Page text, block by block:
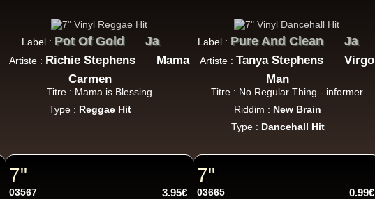
Nosebag Bleeds - Dancehall Energy
LP
Eu
Uk Dub Album
LP
Label : Pot Of Gold Ja
Artiste : Richie Stephens
Mama
Carmen
Titre : Mama is Blessing
Type : Reggae Hit
Label : Pure And Clean Ja
Artiste : Tanya Stephens
Virgo
Man
Titre : No Regular Thing - informer
Riddim : New Brain
Type : Dancehall Hit
7"
03567 3.95€
7"
03665 0.99€